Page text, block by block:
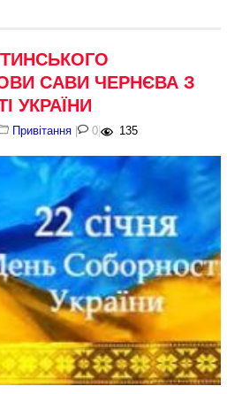
САВИ ЧЕРНЄВА З
УКРАЇНИ
Привітання | 0 | 135